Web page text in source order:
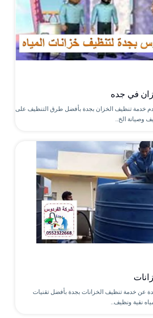
في جده
خدمة تنظيف الخزان بجدة بأفضل طرق التنظيف على
وصيانة الخ..
عن خدمة تنظيف الخزانات بجدة بأفضل تقنيات
نقية ونظيف..